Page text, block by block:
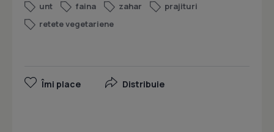
unt
faina zahar
prajituri
retete vegetariene
Îmi place Distribuie